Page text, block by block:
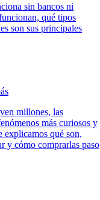
sin bancos ni
qué tipos
son sus principales
millones, las
más curiosos y
explicamos qué son,
y cómo comprarlas paso